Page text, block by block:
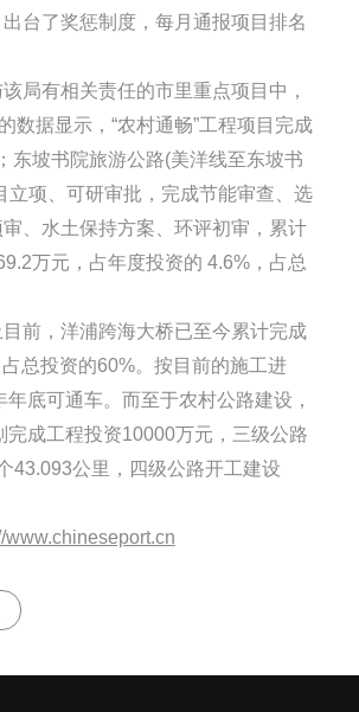
台了奖惩制度，每月通报项目排名
有相关责任的市里重点项目中，
数据显示，“农村通畅”工程项目完成
东坡书院旅游公路(美洋线至东坡书
立项、可研审批，完成节能审查、选
、水土保持方案、环评初审，累计
万元，占年度投资的 4.6%，占总
，洋浦跨海大桥已至今累计完成
总投资的60%。按目前的施工进
年底可通车。而至于农村公路建设，
完成工程投资10000万元，三级公路
43.093公里，四级公路开工建设
www.chineseport.cn